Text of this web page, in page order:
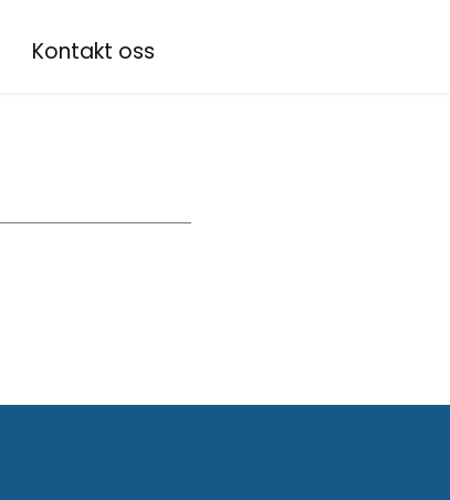
Kontakt oss